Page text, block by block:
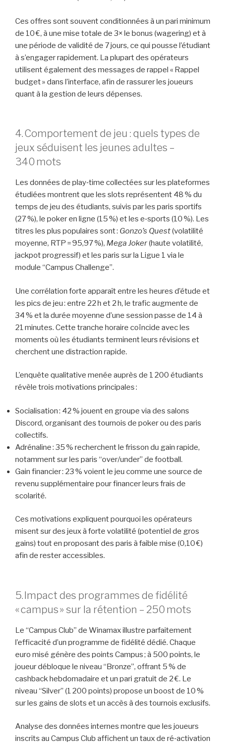
Ces offres sont souvent conditionnées à un pari minimum
de 10 €, à une mise totale de 3× le bonus (wagering) et à
une période de validité de 7 jours, ce qui pousse l’étudiant
à s’engager rapidement. La plupart des opérateurs
utilisent également des messages de rappel « Rappel
budget » dans l’interface, afin de rassurer les joueurs
quant à la gestion de leurs dépenses.
4. Comportement de jeu : quels types de
jeux séduisent les jeunes adultes –
340 mots
Les données de play‑time collectées sur les plateformes
étudiées montrent que les slots représentent 48 % du
temps de jeu des étudiants, suivis par les paris sportifs
(27 %), le poker en ligne (15 %) et les e‑sports (10 %). Les
titres les plus populaires sont : Gonzo’s Quest(volatilité
moyenne, RTP = 95,97 %), Mega Joker(haute volatilité,
jackpot progressif) et les paris sur la Ligue 1 via le
module “Campus Challenge”.
Une corrélation forte apparaît entre les heures d’étude et
les pics de jeu : entre 22 h et 2 h, le trafic augmente de
34 % et la durée moyenne d’une session passe de 14 à
21 minutes. Cette tranche horaire coïncide avec les
moments où les étudiants terminent leurs révisions et
cherchent une distraction rapide.
L’enquête qualitative menée auprès de 1 200 étudiants
révèle trois motivations principales :
Socialisation : 42 % jouent en groupe via des salons
Discord, organisant des tournois de poker ou des paris
collectifs.
Adrénaline : 35 % recherchent le frisson du gain rapide,
notamment sur les paris “over/under” de football.
Gain financier : 23 % voient le jeu comme une source de
revenu supplémentaire pour financer leurs frais de
scolarité.
Ces motivations expliquent pourquoi les opérateurs
misent sur des jeux à forte volatilité (potentiel de gros
gains) tout en proposant des paris à faible mise (0,10 €)
afin de rester accessibles.
5. Impact des programmes de fidélité
« campus » sur la rétention – 250 mots
Le “Campus Club” de Winamax illustre parfaitement
l’efficacité d’un programme de fidélité dédié. Chaque
euro misé génère des points Campus ; à 500 points, le
joueur débloque le niveau “Bronze”, offrant 5 % de
cashback hebdomadaire et un pari gratuit de 2 €. Le
niveau “Silver” (1 200 points) propose un boost de 10 %
sur les gains de slots et un accès à des tournois exclusifs.
Analyse des données internes montre que les joueurs
inscrits au Campus Club affichent un taux de ré‑activation